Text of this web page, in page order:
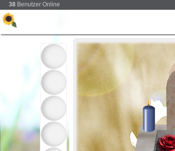
38 Benutzer Online